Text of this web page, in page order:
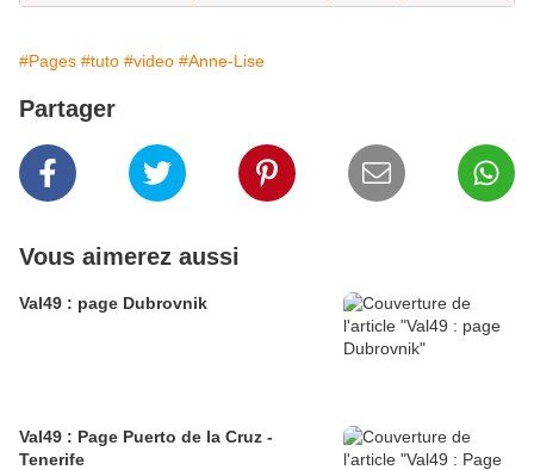
#Pages #tuto #video #Anne-Lise
Partager
Vous aimerez aussi
Val49 : page Dubrovnik
Val49 : Page Puerto de la Cruz -
Tenerife